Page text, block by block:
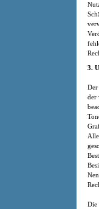
3.
Der
der
Die